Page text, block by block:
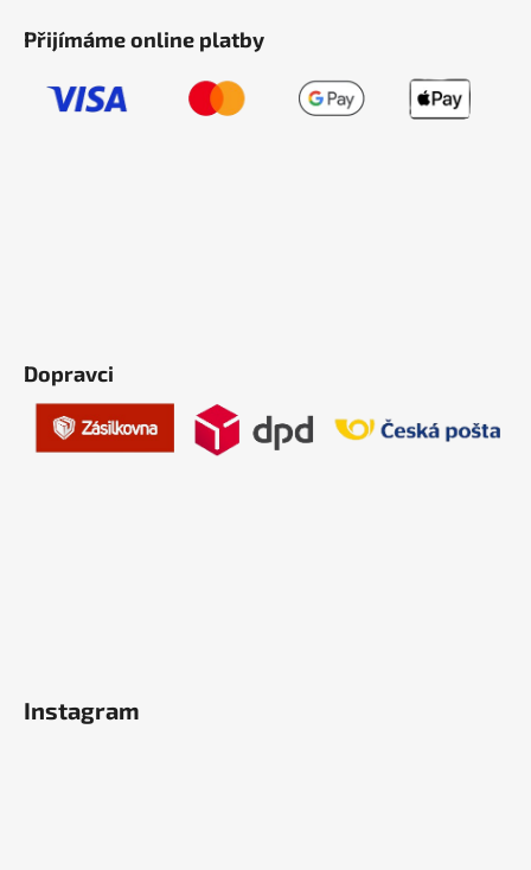
Přijímáme online platby
Dopravci
Instagram